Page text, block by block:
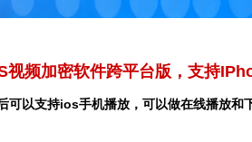
视频加密软件跨平台版，支持
可以支持ios手机播放，可以做在线播放和